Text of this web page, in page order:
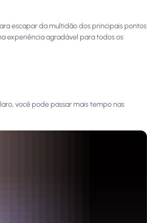
escapar da multidão dos principais pontos
experiência agradável para todos os
você pode passar mais tempo nas